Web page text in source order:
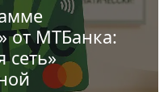
от МТБанка:
сеть»